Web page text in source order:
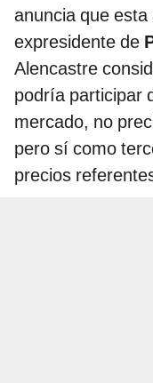
anuncia que
expresidente de
Alencastre
podría participar
mercado, no
pero sí como
precios